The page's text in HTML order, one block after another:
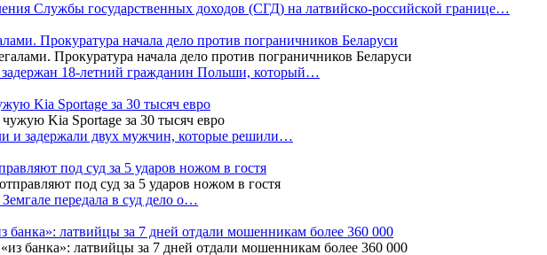
Службы государственных доходов (СГД) на латвийско-российской границе…
Прокуратура начала дело против пограничников Беларуси
18-летний гражданин Польши, который…
Kia Sportage за 30 тысяч евро
и задержали двух мужчин, которые решили…
под суд за 5 ударов ножом в гостя
передала в суд дело о…
банка»: латвийцы за 7 дней отдали мошенникам более 360 000